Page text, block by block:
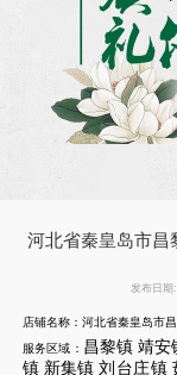
河北省秦皇岛市昌
发布日期
店铺名称：河北省秦皇岛市
服务区域： 昌黎镇 靖安
镇 新集镇 刘台庄镇